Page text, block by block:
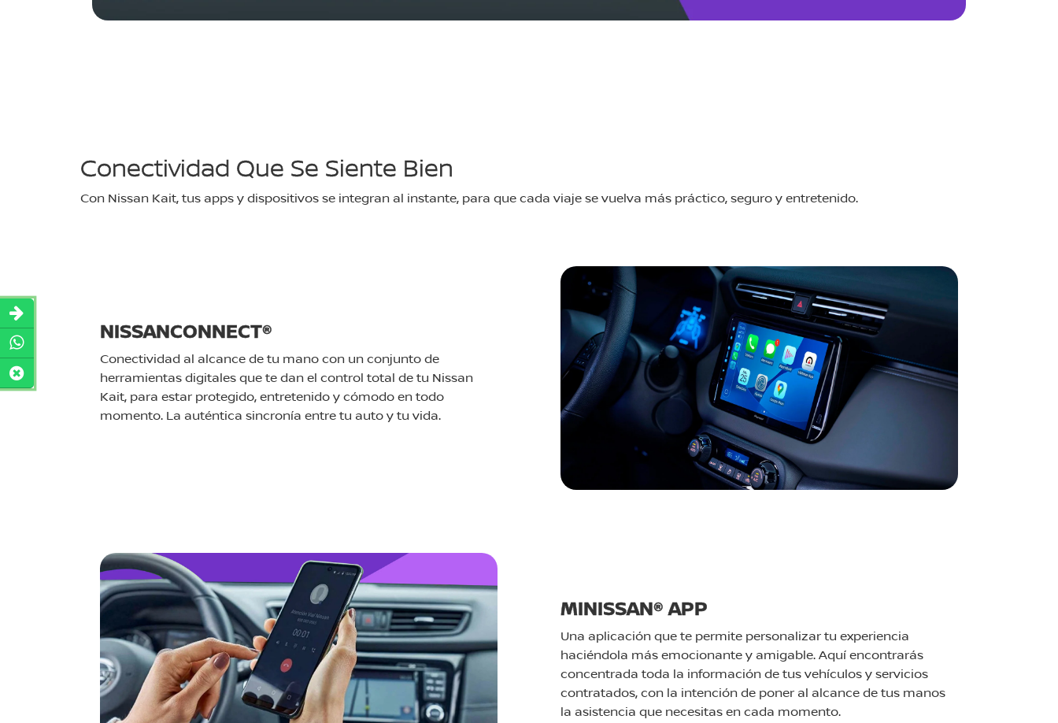
Conectividad Que Se Siente Bien
Con Nissan Kait, tus apps y dispositivos se integran al instante, para que cada viaje se vuelva más práctico, seguro y entretenido.
NISSANCONNECT®
Conectividad al alcance de tu mano con un conjunto de
herramientas digitales que te dan el control total de tu Nissan
Kait, para estar protegido, entretenido y cómodo en todo
momento. La auténtica sincronía entre tu auto y tu vida.
MINISSAN® APP
Una aplicación que te permite personalizar tu experiencia
haciéndola más emocionante y amigable. Aquí encontrarás
concentrada toda la información de tus vehículos y servicios
contratados, con la intención de poner al alcance de tus manos
la asistencia que necesitas en cada momento.